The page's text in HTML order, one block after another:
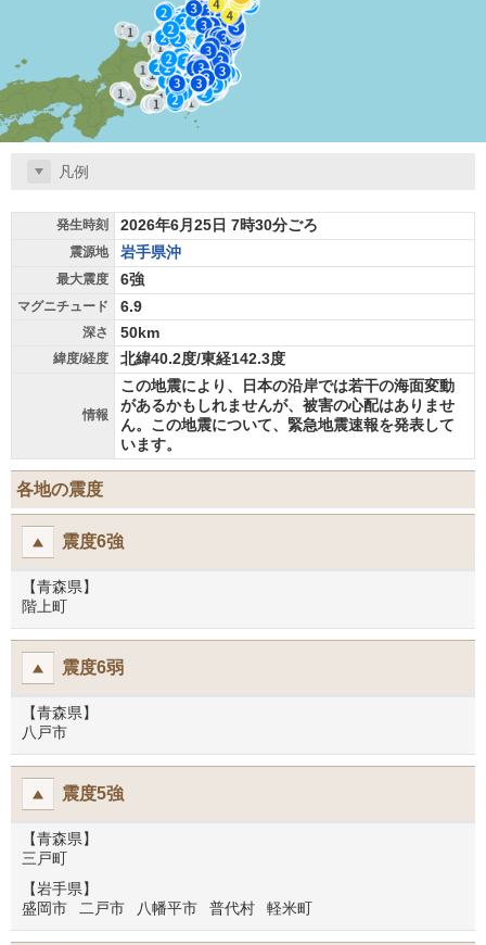
凡例
発生時刻 2026年6月25日 7時30分ごろ
震源地 岩手県沖
最大震度 6強
マグニチュード 6.9
深さ 50km
緯度/経度 北緯40.2度/東経142.3度
情報
この地震により、日本の沿岸では若干の海面変動
があるかもしれませんが、被害の心配はありませ
ん。この地震について、緊急地震速報を発表して
います。
各地の震度
震度6強
【青森県】
階上町
震度6弱
【青森県】
八戸市
震度5強
【青森県】
三戸町
【岩手県】
盛岡市
二戸市 八幡平市 普代村 軽米町